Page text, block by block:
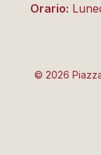
Orario:
© 2026